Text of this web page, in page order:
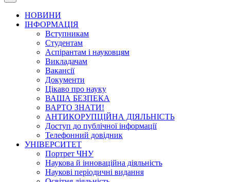
НОВИНИ
ІНФОРМАЦІЯ
Вступникам
Студентам
Аспірантам і науковцям
Викладачам
Вакансії
Документи
Цікаво про науку
ВАША БЕЗПЕКА
ВАРТО ЗНАТИ!
АНТИКОРУПЦІЙНА ДІЯЛЬНІСТЬ
Доступ до публічної інформації
Телефонний довідник
УНІВЕРСИТЕТ
Портрет ЧНУ
Наукова й інноваційна діяльність
Наукові періодичні видання